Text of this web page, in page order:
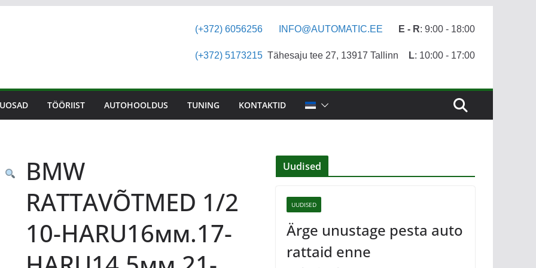
(+372) 6056256
(+372) 5173215
INFO@AUTOMATIC.EE
Tähesaju tee 27, 13917 Tallinn
E - R: 9:00 - 18:00
L: 10:00 - 17:00
TÖÖRIIST AUTOHOOLDUS TUNING KONTAKTID
BMW
RATTAVÕTMED 1/2
10-HARU16мм.17-
Uudised
UUDISED
Ärge unustage pesta auto
rattaid enne